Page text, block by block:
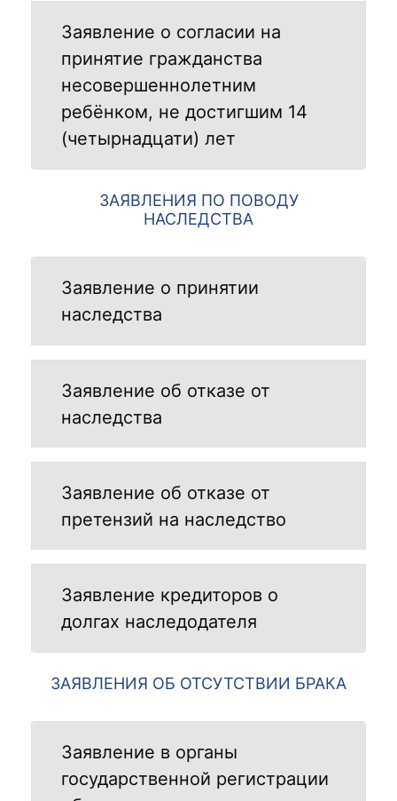
Заявление о согласии на
принятие гражданства
несовершеннолетним
ребёнком, не достигшим 14
(четырнадцати) лет
ЗАЯВЛЕНИЯ ПО ПОВОДУ
НАСЛЕДСТВА
Заявление о принятии
наследства
Заявление об отказе от
наследства
Заявление об отказе от
претензий на наследство
Заявление кредиторов о
долгах наследодателя
ЗАЯВЛЕНИЯ ОБ ОТСУТСТВИИ БРАКА
Заявление в органы
государственной регистрации